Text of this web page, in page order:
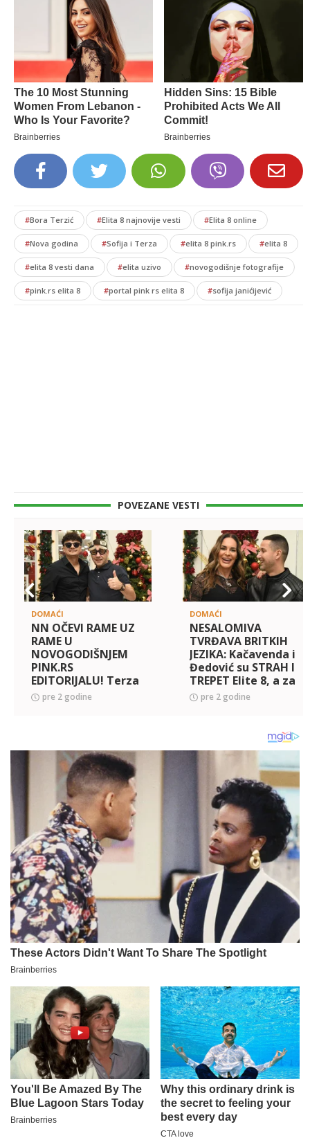
#Bora Terzić #Elita 8 najnovije vesti #Elita 8 online
#Nova godina #Sofija i Terza #elita 8 pink.rs #elita 8
#elita 8 vesti dana #elita uzivo #novogodišnje fotografije
#pink.rs elita 8 #portal pink rs elita 8 #sofija janićijević
POVEZANE VESTI
DOMAĆI
NN OČEVI RAME UZ
RAME U
NOVOGODIŠNJEM
PINK.RS
EDITORIJALU! Terza
i Ivan doživeli istu
sudbinu, njihove
pre 2 godine
DOMAĆI
NESALOMIVA
TVRĐAVA BRITKIH
JEZIKA: Kačavenda i
Đedović su STRAH I
TREPET Elite 8, a za
novogodišnji Pink.rs
editorijal dokazali
pre 2 godine